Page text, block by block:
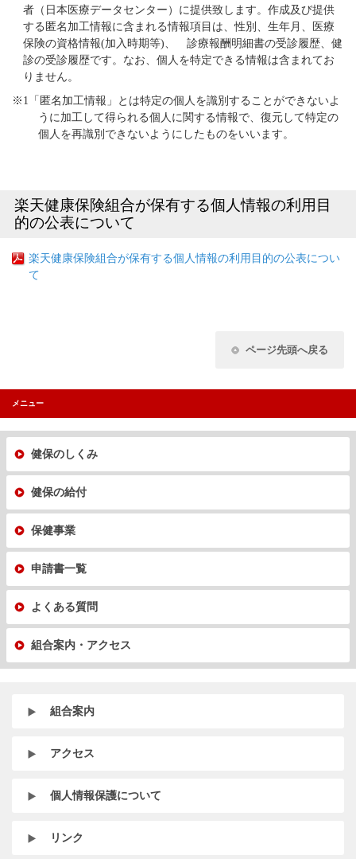
者（日本医療データセンター）に提供致します。作成及び提供
する匿名加工情報に含まれる情報項目は、性別、生年月、医療
保険の資格情報(加入時期等)、 診療報酬明細書の受診履歴、健
診の受診履歴です。なお、個人を特定できる情報は含まれてお
りません。
※1「匿名加工情報」とは特定の個人を識別することができないよ
うに加工して得られる個人に関する情報で、復元して特定の
個人を再識別できないようにしたものをいいます。
楽天健康保険組合が保有する個人情報の利用目
的の公表について
楽天健康保険組合が保有する個人情報の利用目的の公表につい
て
ページ先頭へ戻る
メニュー
健保のしくみ
健保の給付
保健事業
申請書一覧
よくある質問
組合案内・アクセス
組合案内
アクセス
個人情報保護について
リンク